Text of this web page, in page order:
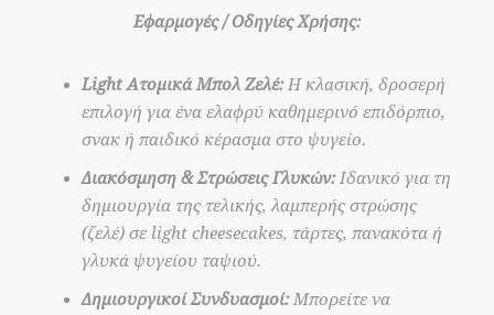
Εφαρμογές / Οδηγίες Χρήσης:
Light Ατομικά Μπολ Ζελέ:Η κλασική, δροσερή
επιλογή για ένα ελαφρύ καθημερινό επιδόρπιο,
σνακ ή παιδικό κέρασμα στο ψυγείο.
Διακόσμηση & Στρώσεις Γλυκών:Ιδανικό για τη
δημιουργία της τελικής, λαμπερής στρώσης
(ζελέ) σε light cheesecakes, τάρτες, πανακότα ή
γλυκά ψυγείου ταψιού.
Δημιουργικοί Συνδυασμοί:Μπορείτε να